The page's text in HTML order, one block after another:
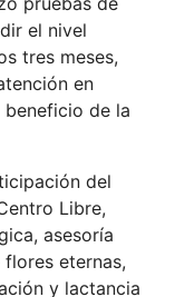
el nivel
tres meses,
en
de la
del
Libre,
asesoría
eternas,
y lactancia